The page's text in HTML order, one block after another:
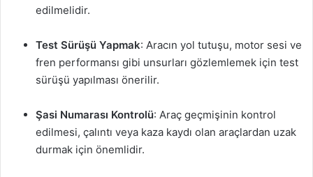
edilmelidir.
Test Sürüşü Yapmak: Aracın yol tutuşu, motor sesi ve
fren performansı gibi unsurları gözlemlemek için test
sürüşü yapılması önerilir.
Şasi Numarası Kontrolü: Araç geçmişinin kontrol
edilmesi, çalıntı veya kaza kaydı olan araçlardan uzak
durmak için önemlidir.